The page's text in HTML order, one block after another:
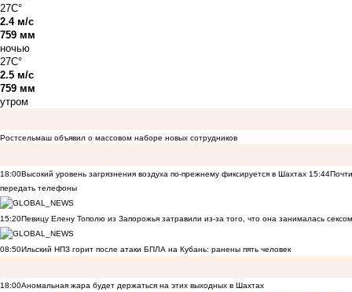
27C°
2.4 м/с
759 мм
ночью
27C°
2.5 м/с
759 мм
утром
Ростсельмаш объявил о массовом наборе новых сотрудников
18:00Высокий уровень загрязнения воздуха по-прежнему фиксируется в Шахтах 15:44
передать телефоны
15:20Певицу Елену Тополю из Запорожья затравили из-за того, что она занималась
08:50Ильский НПЗ горит после атаки БПЛА на Кубань: ранены пять человек
18:00Аномальная жара будет держаться на этих выходных в Шахтах